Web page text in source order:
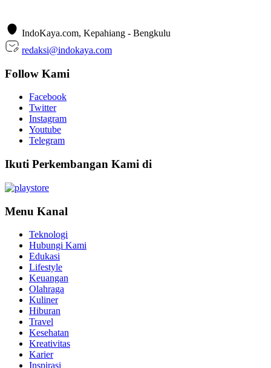
IndoKaya.com, Kepahiang - Bengkulu
redaksi@indokaya.com
Follow Kami
Facebook
Twitter
Instagram
Youtube
Telegram
Ikuti Perkembangan Kami di
Menu Kanal
Teknologi
Hubungi Kami
Edukasi
Lifestyle
Keuangan
Olahraga
Kuliner
Hiburan
Travel
Kesehatan
Kreativitas
Karier
Inspirasi